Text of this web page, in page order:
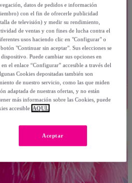
datos de pedidos e información
con el fin de ofrecerle publicidad
de televisión) y medir su rendimiento,
de ventas y con fines de lucha contra el
usos haciendo clic en "Configurar" o
"Continuar sin aceptar". Sus elecciones se
Puede cambiar sus opciones en
el enlace “Configurar” accesible a través del
Cookies depositadas también son
de nuestro servicio, como las que miden
adaptada de nuestras ofertas, y no están
más información sobre las Cookies, puede
accesible AQUÍ.
Aceptar